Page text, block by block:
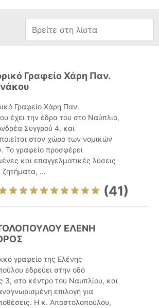
Γραφείο Χάρη Παν.
Γραφείο Χάρη Παν.
έχει την έδρα του στο Ναύπλιο,
Συγγρού 4, και
στον χώρο των νομικών
Το γραφείο προσφέρει
και επαγγελματικές λύσεις
ζητήματα, ...
(41)
ΕΛΕΝΗ
γραφείο της Ελένης
εδρεύει στην οδό
3, στο κέντρο του Ναυπλίου, και
επιλογή για
Η κ. Αποστολοπούλου,